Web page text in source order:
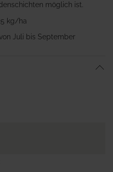
möglich ist.
kg/ha
Juli bis September